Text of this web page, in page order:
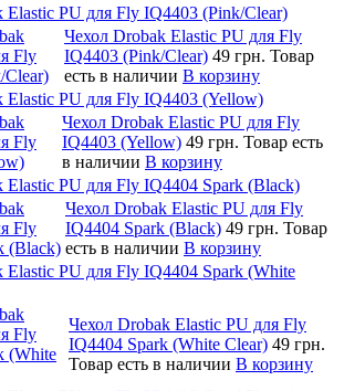
Elastic PU для Fly IQ4403 (Pink/Clear)
Чехол Drobak Elastic PU для Fly
IQ4403 (Pink/Clear) 49 грн. Товар
есть в наличии В корзину
Elastic PU для Fly IQ4403 (Yellow)
Чехол Drobak Elastic PU для Fly
IQ4403 (Yellow) 49 грн. Товар есть
в наличии В корзину
Elastic PU для Fly IQ4404 Spark (Black)
Чехол Drobak Elastic PU для Fly
IQ4404 Spark (Black) 49 грн. Товар
есть в наличии В корзину
Elastic PU для Fly IQ4404 Spark (White
Чехол Drobak Elastic PU для Fly
IQ4404 Spark (White Clear) 49 грн.
Товар есть в наличии В корзину